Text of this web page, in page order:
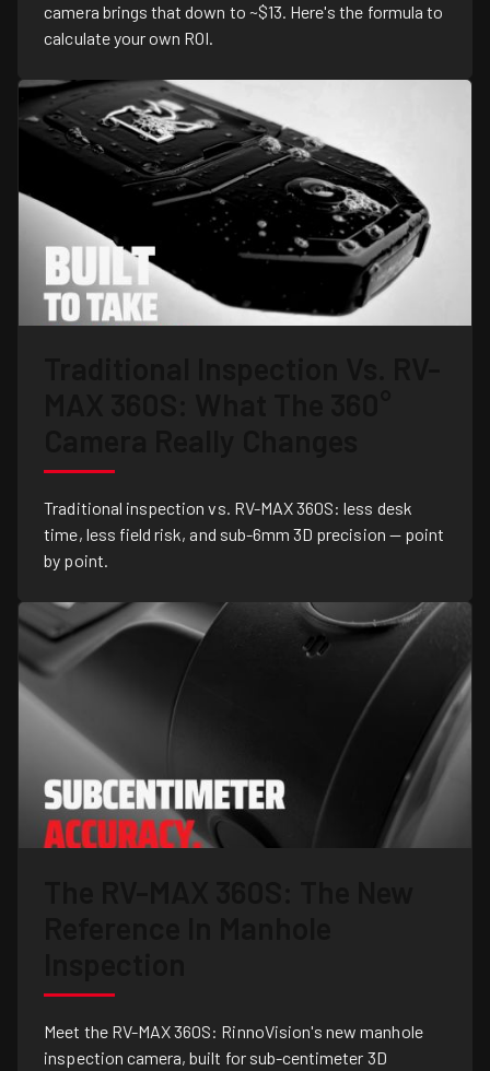
camera brings that down to ~$13. Here's the formula to
calculate your own ROI.
Traditional inspection vs. RV-MAX 360S: less desk
time, less field risk, and sub-6mm 3D precision — point
by point.
Meet the RV-MAX 360S: RinnoVision's new manhole
inspection camera, built for sub-centimeter 3D